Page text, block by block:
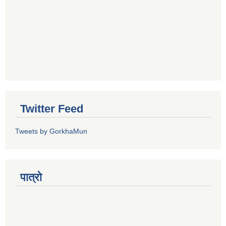
Twitter Feed
Tweets by GorkhaMun
पात्रो